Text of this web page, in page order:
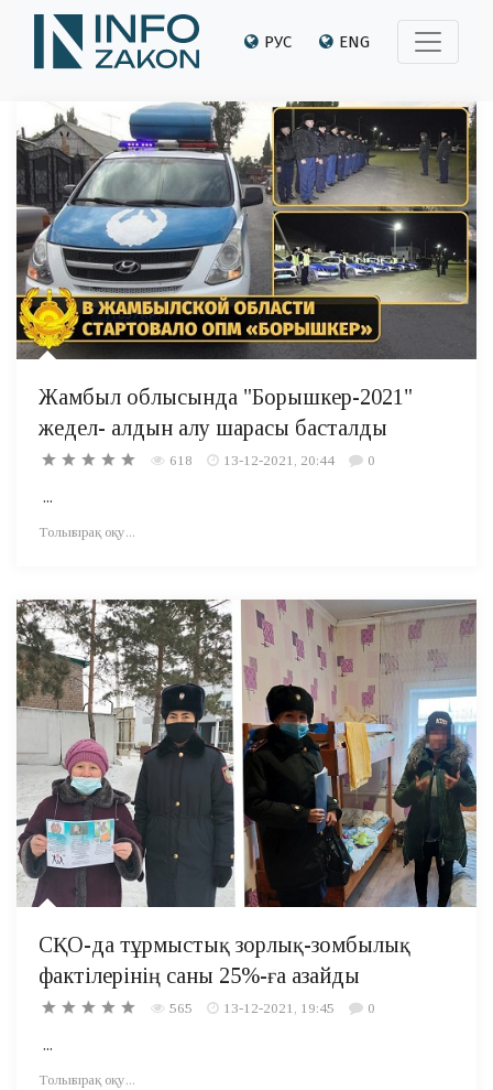
РУС ENG
Жамбыл облысында "Борышкер-2021"
жедел- алдын алу шарасы басталды
618 13-12-2021, 20:44 0
...
Толығырақ оқу...
СҚО-да тұрмыстық зорлық-зомбылық
фактілерінің саны 25%-ға азайды
565 13-12-2021, 19:45 0
...
Толығырақ оқу...